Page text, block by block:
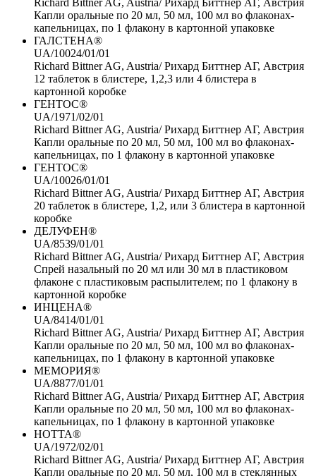
Капли оральные по 20 мл, 50 мл, 100 мл во флаконах-
капельницах, по 1 флакону в картонной упаковке
ГАЛСТЕНА®
UA/10024/01/01
Richard Bittner AG, Austria/ Рихард Биттнер АГ, Австрия
12 таблеток в блистере, 1,2,3 или 4 блистера в
картонной коробке
ГЕНТОС®
UA/1971/02/01
Richard Bittner AG, Austria/ Рихард Биттнер АГ, Австрия
Капли оральные по 20 мл, 50 мл, 100 мл во флаконах-
капельницах, по 1 флакону в картонной упаковке
ГЕНТОС®
UA/10026/01/01
Richard Bittner AG, Austria/ Рихард Биттнер АГ, Австрия
20 таблеток в блистере, 1,2, или 3 блистера в картонной
коробке
ДЕЛУФЕН®
UA/8539/01/01
Richard Bittner AG, Austria/ Рихард Биттнер АГ, Австрия
Спрей назальный по 20 мл или 30 мл в пластиковом
флаконе с пластиковым распылителем; по 1 флакону в
картонной коробке
ИНЦЕНА®
UA/8414/01/01
Richard Bittner AG, Austria/ Рихард Биттнер АГ, Австрия
Капли оральные по 20 мл, 50 мл, 100 мл во флаконах-
капельницах, по 1 флакону в картонной упаковке
МЕМОРИЯ®
UA/8877/01/01
Richard Bittner AG, Austria/ Рихард Биттнер АГ, Австрия
Капли оральные по 20 мл, 50 мл, 100 мл во флаконах-
капельницах, по 1 флакону в картонной упаковке
НОТТА®
UA/1972/02/01
Richard Bittner AG, Austria/ Рихард Биттнер АГ, Австрия
Капли оральные по 20 мл, 50 мл, 100 мл в стеклянных